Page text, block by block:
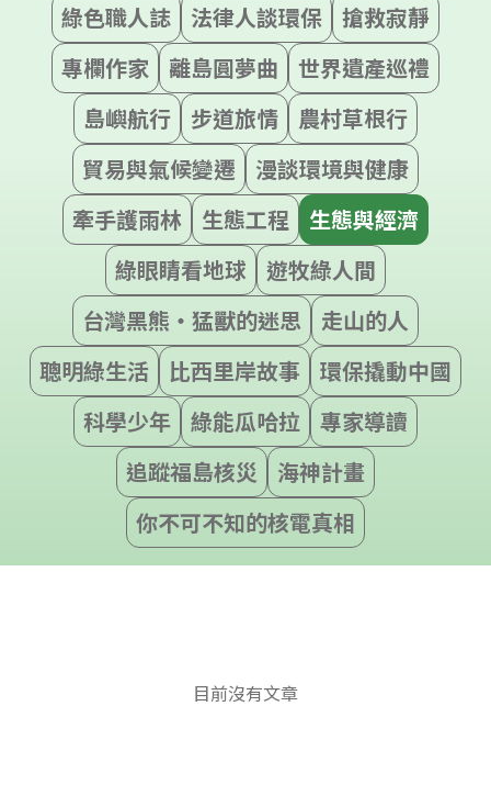
綠色職人誌
法律人談環保
搶救寂靜
專欄作家
離島圓夢曲
世界遺產巡禮
島嶼航行
步道旅情
農村草根行
貿易與氣候變遷
漫談環境與健康
牽手護雨林
生態工程
生態與經濟
綠眼睛看地球
遊牧綠人間
台灣黑熊‧猛獸的迷思
走山的人
聰明綠生活
比西里岸故事
環保撬動中國
科學少年
綠能瓜哈拉
專家導讀
追蹤福島核災
海神計畫
你不可不知的核電真相
目前沒有文章